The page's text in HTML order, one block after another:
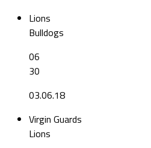
Lions
Bulldogs
06
30
03.06.18
Virgin Guards
Lions